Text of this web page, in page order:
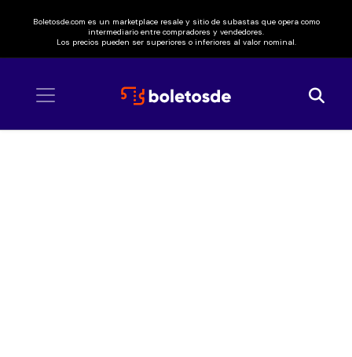
Boletosde.com es un marketplace resale y sitio de subastas que opera como
intermediario entre compradores y vendedores.
Los precios pueden ser superiores o inferiores al valor nominal.